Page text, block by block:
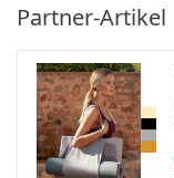
Partner-Artikel